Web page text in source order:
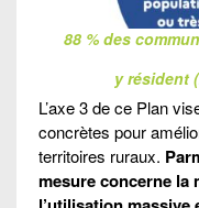
88 % des
y résident
L’axe 3 de ce Plan
concrètes pour
territoires ruraux.
mesure concerne la